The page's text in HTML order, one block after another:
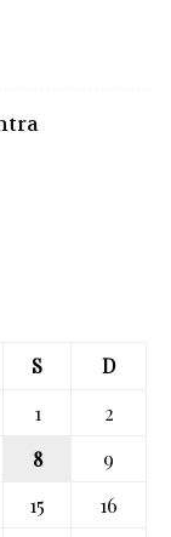
S
D
1
2
8
9
15
16